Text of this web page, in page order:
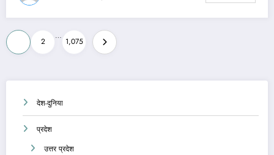
Posts
pagination
2
…
1,075
देश-दुनिया
प्रदेश
उत्तर प्रदेश